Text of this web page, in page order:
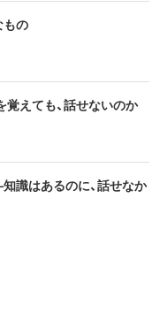
もの
覚えても、話せないのか
識はあるのに、話せなか